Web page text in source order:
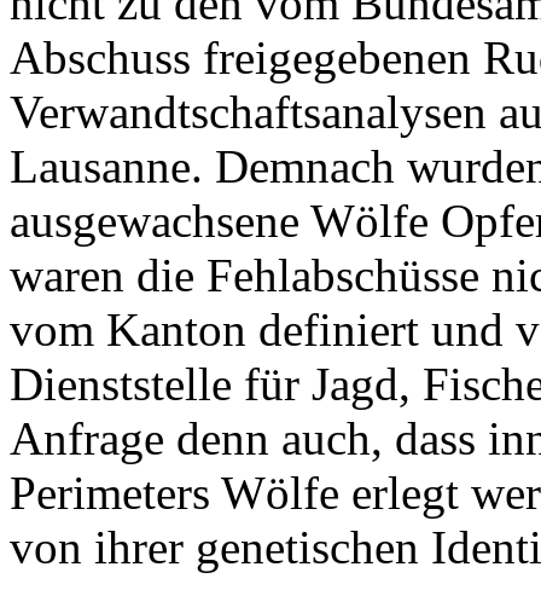
Abschuss freigegebenen
Verwandtschaftsanalysen
Lausanne. Demnach
ausgewachsene Wölfe
waren die Fehlabschüsse
vom Kanton definiert und
Dienststelle für Jagd,
Anfrage denn auch, dass
Perimeters Wölfe erlegt
von ihrer genetischen